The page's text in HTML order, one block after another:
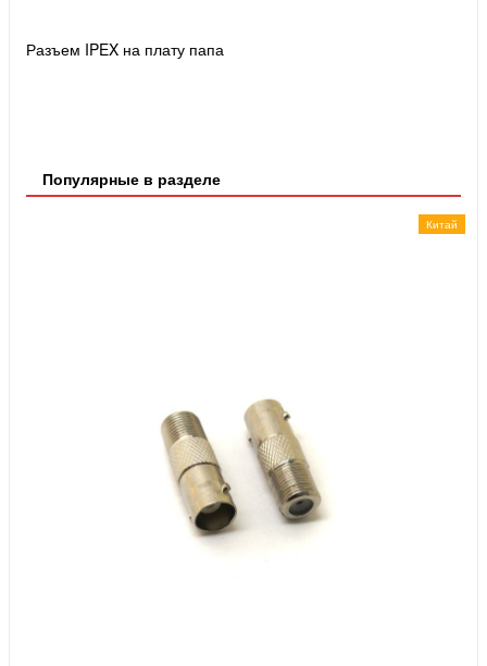
Разъем IPEX на плату папа
Популярные в разделе
Китай